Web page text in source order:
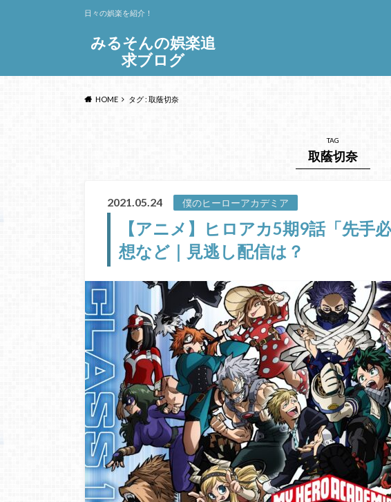
みるそんの娯楽追
求ブログ
日々の娯楽を紹介！
HOME タグ : 取蔭切奈
TAG
取蔭切奈
2021.05.24 僕のヒーローアカデミア
【アニメ】ヒロアカ5期9話「先手
想など｜見逃し配信は？